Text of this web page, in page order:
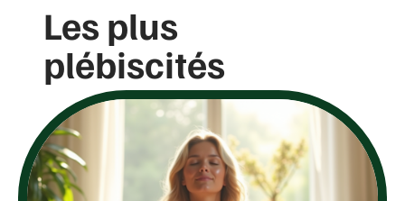
Les plus
plébiscités